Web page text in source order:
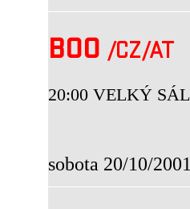
BOO /CZ/AT
20:00 VELKÝ SÁL
sobota 20/10/2001